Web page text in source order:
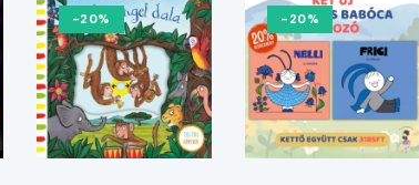
-20% -20%